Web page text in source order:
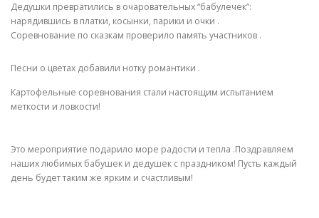
Дедушки превратились в очаровательных “бабулечек”:
нарядившись в платки, косынки, парики и очки .
Соревнование по сказкам проверило память участников .
Песни о цветах добавили нотку романтики .
Картофельные соревнования стали настоящим испытанием
меткости и ловкости!
Это мероприятие подарило море радости и тепла .Поздравляем
наших любимых бабушек и дедушек с праздником! Пусть каждый
день будет таким же ярким и счастливым!